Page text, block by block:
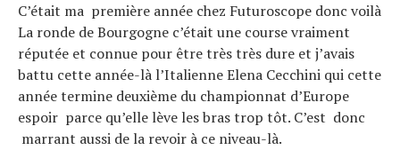
C’était ma première année chez Futuroscope donc voilà
La ronde de Bourgogne c’était une course vraiment
réputée et connue pour être très très dure et j’avais
battu cette année-là l’Italienne Elena Cecchini qui cette
année termine deuxième du championnat d’Europe
espoir parce qu’elle lève les bras trop tôt. C’est donc
marrant aussi de la revoir à ce niveau-là.